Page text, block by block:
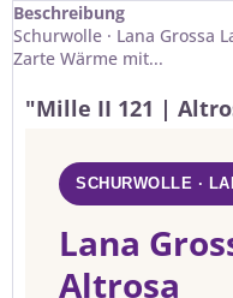
Beschreibung
Schurwolle · Lana Grossa
Zarte Wärme mit...
"Mille II 121 |
SCHURWOLLE ·
Lana
Altrosa